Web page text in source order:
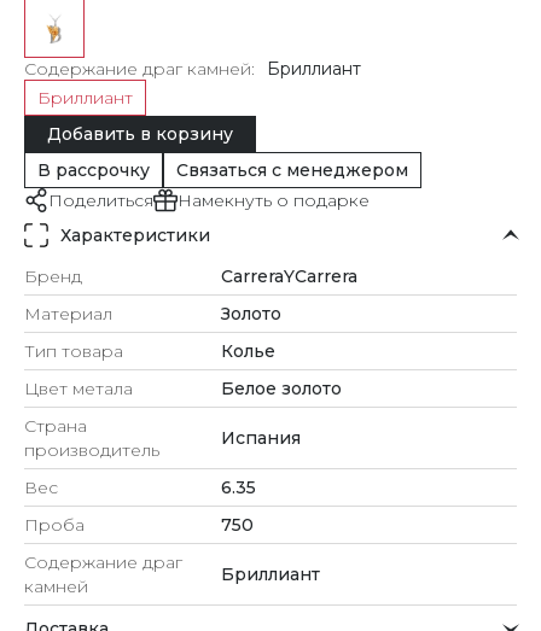
Содержание драг камней
Бриллиант
Бриллиант
Добавить в корзину
В рассрочку
Связаться с менеджером
Поделиться
Намекнуть о подарке
Характеристики
Бренд
CarreraYCarrera
Материал
Золото
Тип товара
Колье
Цвет метала
Белое золото
Страна
производитель
Испания
Вес
6.35
Проба
750
Содержание драг
камней
Бриллиант